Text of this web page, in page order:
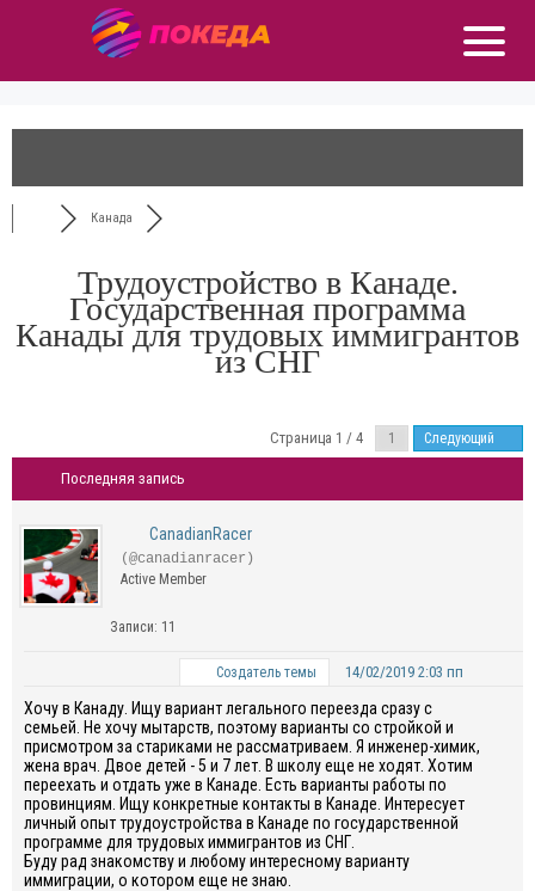
Канада
Трудоустройство в Канаде.
Государственная программа
Канады для трудовых иммигрантов
из СНГ
Страница 1 / 4 Следующий
Последняя запись
CanadianRacer
(@canadianracer)
Active Member
Записи: 11
Создатель темы 14/02/2019 2:03 пп
Хочу в Канаду. Ищу вариант легального переезда сразу с
семьей. Не хочу мытарств, поэтому варианты со стройкой и
присмотром за стариками не рассматриваем. Я инженер-химик,
жена врач. Двое детей - 5 и 7 лет. В школу еще не ходят. Хотим
переехать и отдать уже в Канаде. Есть варианты работы по
провинциям. Ищу конкретные контакты в Канаде. Интересует
личный опыт трудоустройства в Канаде по государственной
программе для трудовых иммигрантов из СНГ.
Буду рад знакомству и любому интересному варианту
иммиграции, о котором еще не знаю.